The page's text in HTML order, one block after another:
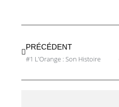
PRÉCÉDENT
#1 L’Orange : Son Histoire